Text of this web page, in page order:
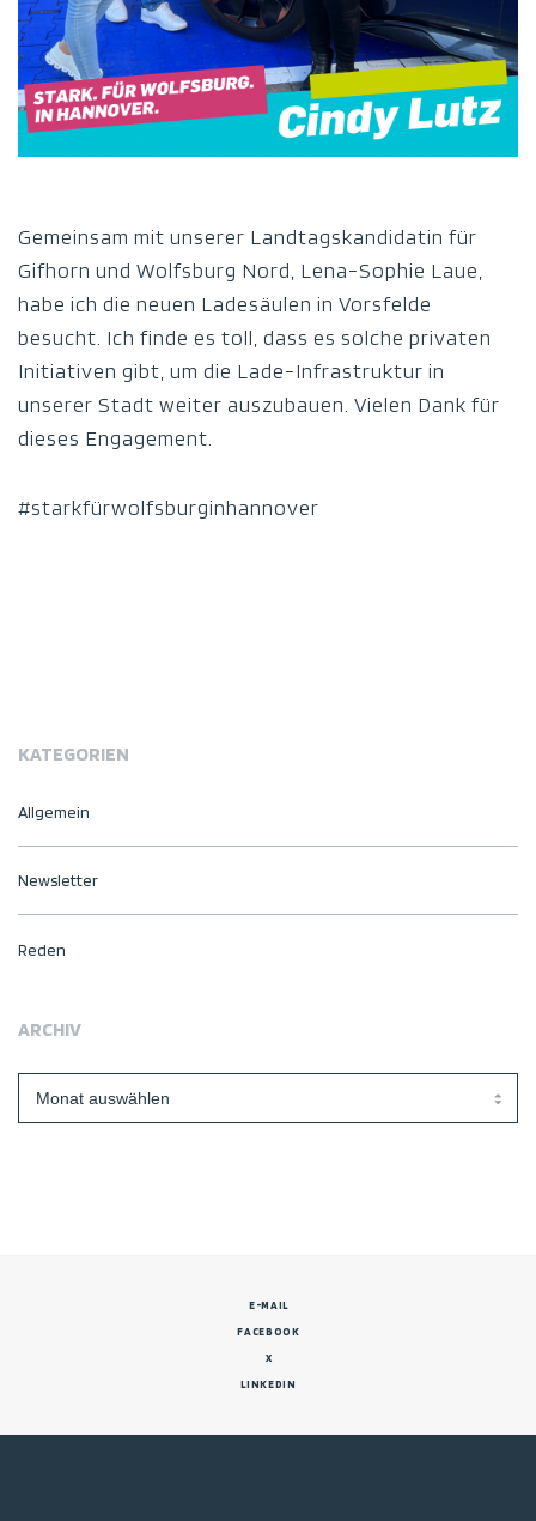
Gemeinsam mit unserer Landtagskandidatin für
Gifhorn und Wolfsburg Nord, Lena-Sophie Laue,
habe ich die neuen Ladesäulen in Vorsfelde
besucht. Ich finde es toll, dass es solche privaten
Initiativen gibt, um die Lade-Infrastruktur in
unserer Stadt weiter auszubauen. Vielen Dank für
dieses Engagement.
#starkfürwolfsburginhannover
KATEGORIEN
Allgemein
Newsletter
Reden
ARCHIV
E-MAIL
FACEBOOK
X
LINKEDIN